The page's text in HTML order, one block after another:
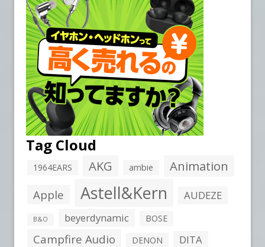
Tag Cloud
1964EARS AKG ambie Animation
Apple Astell&Kern AUDEZE
B&O beyerdynamic BOSE
Campfire Audio DENON DITA